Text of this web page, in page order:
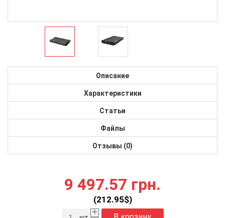
Описание
Характеристики
Статьи
Файлы
Отзывы (0)
9 497.57 грн.
(212.95$)
+